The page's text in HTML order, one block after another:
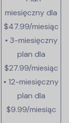
miesięczny dla
$47.99/miesiąc
• 3-miesięczny
plan dla
$27.99/miesiąc
• 12-miesięczny
plan dla
$9.99/miesiąc